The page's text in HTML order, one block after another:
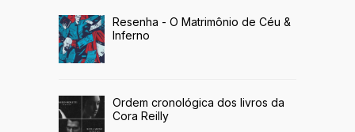
Resenha - O Matrimônio de Céu &
Inferno
Ordem cronológica dos livros da
Cora Reilly